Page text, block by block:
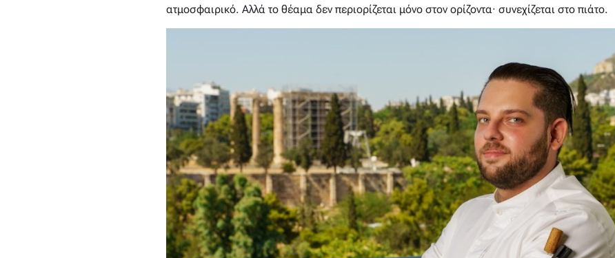
ατμοσφαιρικό. Αλλά το θέαμα δεν περιορίζεται μόνο στον ορίζοντα· συνεχίζεται στο πιάτο.